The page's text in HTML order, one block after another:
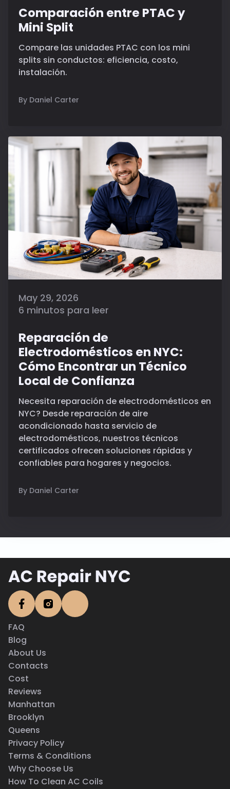
Comparación entre PTAC y
Mini Split
Compare las unidades PTAC con los mini
splits sin conductos: eficiencia, costo,
instalación.
By Daniel Carter
May 29, 2026
6 minutos para leer
Reparación de
Electrodomésticos en NYC:
Cómo Encontrar un Técnico
Local de Confianza
Necesita reparación de electrodomésticos en
NYC? Desde reparación de aire
acondicionado hasta servicio de
electrodomésticos, nuestros técnicos
certificados ofrecen soluciones rápidas y
confiables para hogares y negocios.
By Daniel Carter
FAQ
Blog
About Us
Contacts
Cost
Reviews
Manhattan
Brooklyn
Queens
Privacy Policy
Terms & Conditions
Why Choose Us
How To Clean AC Coils